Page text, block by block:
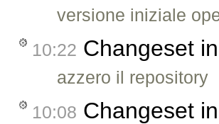
versione iniziale
10:22 Changeset
azzero il repository
10:08 Changeset